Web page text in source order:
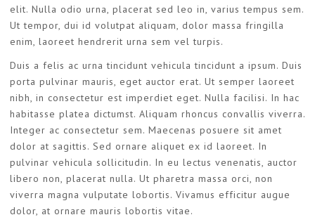
elit. Nulla odio urna, placerat sed leo in, varius tempus sem.
Ut tempor, dui id volutpat aliquam, dolor massa fringilla
enim, laoreet hendrerit urna sem vel turpis.
Duis a felis ac urna tincidunt vehicula tincidunt a ipsum. Duis
porta pulvinar mauris, eget auctor erat. Ut semper laoreet
nibh, in consectetur est imperdiet eget. Nulla facilisi. In hac
habitasse platea dictumst. Aliquam rhoncus convallis viverra.
Integer ac consectetur sem. Maecenas posuere sit amet
dolor at sagittis. Sed ornare aliquet ex id laoreet. In
pulvinar vehicula sollicitudin. In eu lectus venenatis, auctor
libero non, placerat nulla. Ut pharetra massa orci, non
viverra magna vulputate lobortis. Vivamus efficitur augue
dolor, at ornare mauris lobortis vitae.